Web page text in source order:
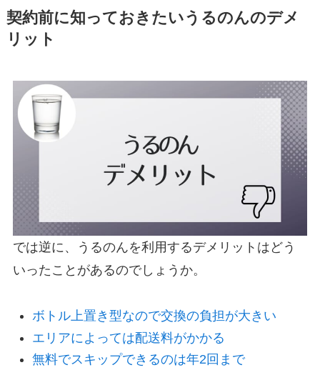
契約前に知っておきたいうるのんのデメ
リット
では逆に、うるのんを利用するデメリットはどう
いったことがあるのでしょうか。
ボトル上置き型なので交換の負担が大きい
エリアによっては配送料がかかる
無料でスキップできるのは年2回まで